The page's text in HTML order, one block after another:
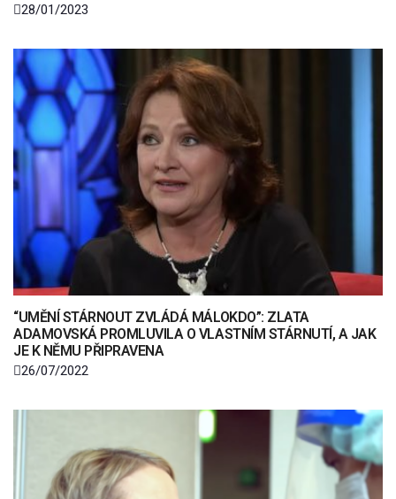
28/01/2023
“UMĚNÍ STÁRNOUT ZVLÁDÁ MÁLOKDO”: ZLATA
ADAMOVSKÁ PROMLUVILA O VLASTNÍM STÁRNUTÍ, A JAK
JE K NĚMU PŘIPRAVENA
26/07/2022